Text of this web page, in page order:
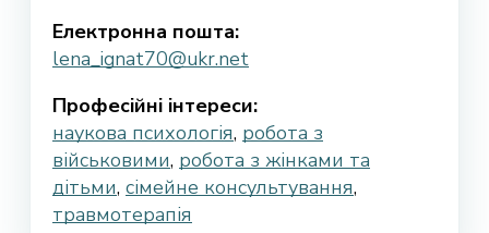
Електронна пошта:
lena_ignat70@ukr.net
Професійні інтереси:
наукова психологія, робота з
військовими, робота з жінками та
дітьми, сімейне консультування,
травмотерапія